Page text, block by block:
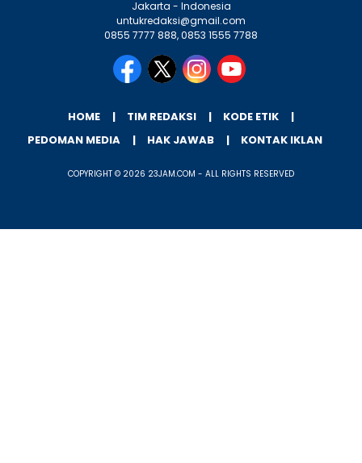
Jakarta - Indonesia
untukredaksi@gmail.com
0855 7777 888, 0853 1555 7788
HOME TIM REDAKSI
KODE ETIK
PEDOMAN MEDIA
HAK JAWAB KONTAK IKLAN
COPYRIGHT © 2026 23JAM.COM - ALL RIGHTS RESERVED